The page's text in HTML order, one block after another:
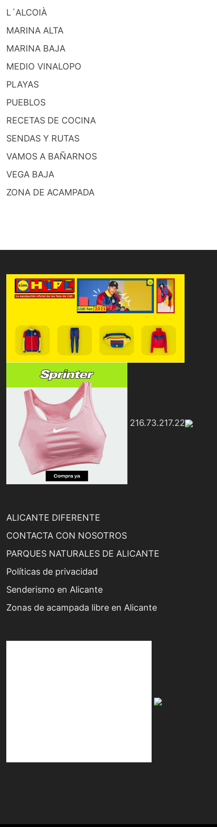
L´ALCOIÀ
MARINA ALTA
MARINA BAJA
MEDIO VINALOPO
PLAYAS
PUEBLOS
RECETAS DE COCINA
SENDAS Y RUTAS
VAMOS A BAÑARNOS
VEGA BAJA
ZONA DE ACAMPADA
216.73.217.22
ALICANTE DIFERENTE
CONTACTA CON NOSOTROS
PARQUES NATURALES DE ALICANTE
Políticas de privacidad
Senderismo en Alicante
Zonas de acampada libre en Alicante